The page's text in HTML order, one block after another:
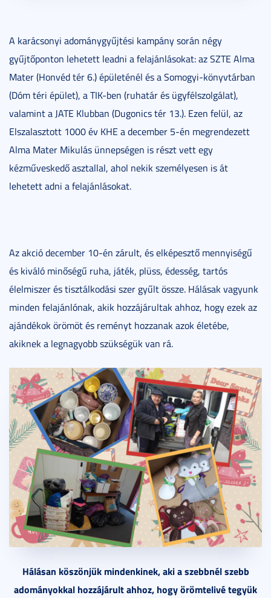
A karácsonyi adománygyűjtési kampány során négy
gyűjtőponton lehetett leadni a felajánlásokat: az SZTE Alma
Mater (Honvéd tér 6.) épületénél és a Somogyi-könyvtárban
(Dóm téri épület), a TIK-ben (ruhatár és ügyfélszolgálat),
valamint a JATE Klubban (Dugonics tér 13.). Ezen felül, az
Elszalasztott 1000 év KHE a december 5-én megrendezett
Alma Mater Mikulás ünnepségen is részt vett egy
kézműveskedő asztallal, ahol nekik személyesen is át
lehetett adni a felajánlásokat.
Az akció december 10-én zárult, és elképesztő mennyiségű
és kiváló minőségű ruha, játék, plüss, édesség, tartós
élelmiszer és tisztálkodási szer gyűlt össze. Hálásak vagyunk
minden felajánlónak, akik hozzájárultak ahhoz, hogy ezek az
ajándékok örömöt és reményt hozzanak azok életébe,
akiknek a legnagyobb szükségük van rá.
Hálásan köszönjük mindenkinek, aki a szebbnél szebb
adományokkal hozzájárult ahhoz, hogy örömtelivé tegyük